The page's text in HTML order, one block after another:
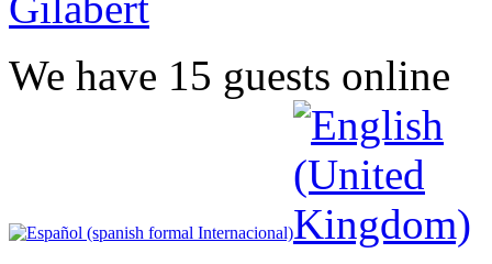
We have 15 guests online